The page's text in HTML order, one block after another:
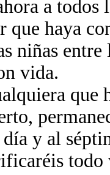
a
que haya
niñas
vida.
que
y al
todo